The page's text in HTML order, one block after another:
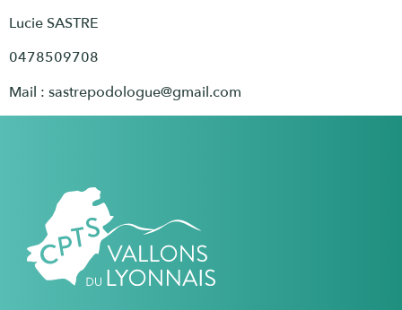
Lucie SASTRE
0478509708
Mail : sastrepodologue@gmail.com